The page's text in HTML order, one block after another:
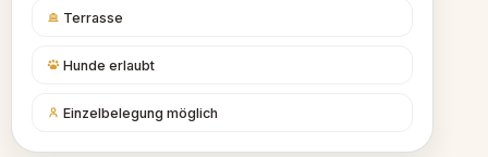
Terrasse
Hunde erlaubt
Einzelbelegung möglich